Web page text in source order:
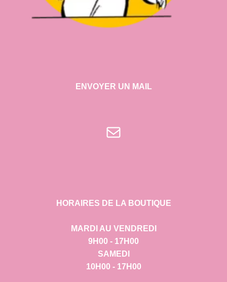
ENVOYER UN MAIL
E-mail
HORAIRES DE LA BOUTIQUE
MARDI AU VENDREDI
9H00 - 17H00
SAMEDI
10H00 - 17H00